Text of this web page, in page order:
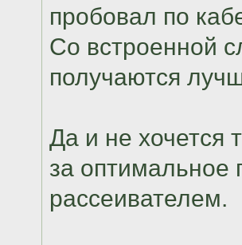
пробовал по
Со встроенной
получаются
Да и не хочется
за оптимальное
рассеивателем.